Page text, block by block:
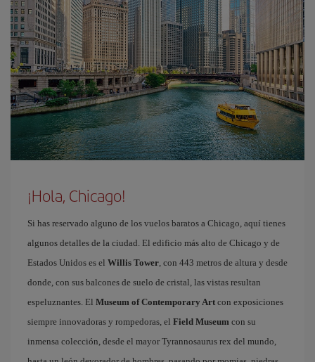
¡Hola, Chicago!
Si has reservado alguno de los vuelos baratos a Chicago, aquí tienes
algunos detalles de la ciudad. El edificio más alto de Chicago y de
Estados Unidos es el Willis Tower, con 443 metros de altura y desde
donde, con sus balcones de suelo de cristal, las vistas resultan
espeluznantes. El Museum of Contemporary Art con exposiciones
siempre innovadoras y rompedoras, el Field Museum con su
inmensa colección, desde el mayor Tyrannosaurus rex del mundo,